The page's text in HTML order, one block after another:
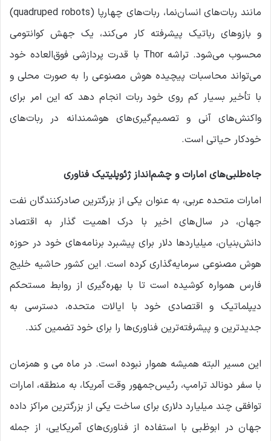
مانند ربات‌های انسان‌نما، ربات‌های چهارپا (quadruped robots)
و بازوهای رباتیک پیشرفته کار می‌کند، یک جهش کوانتومی
محسوب می‌شود. تراشه Thor با قدرت پردازشی فوق‌العاده خود
می‌تواند محاسبات پیچیده هوش مصنوعی را به صورت محلی و
با تأخیر بسیار کم روی خود ربات انجام دهد که این امر برای
واکنش‌های آنی و تصمیم‌گیری‌های هوشمندانه در ربات‌های
خودکار حیاتی است.
جاه‌طلبی‌های امارات و چشم‌انداز ژئوپلیتیک فناوری
امارات متحده عربی، به عنوان یکی از بزرگترین صادرکنندگان نفت
جهان، در سال‌های اخیر با درک اهمیت گذار به اقتصاد
دانش‌بنیان، میلیاردها دلار برای پیشبرد برنامه‌های خود در حوزه
هوش مصنوعی سرمایه‌گذاری کرده است. این کشور حاشیه خلیج
فارس همواره کوشیده است تا با بهره‌گیری از روابط مستحکم
دیپلماتیک و اقتصادی خود با ایالات متحده، دسترسی به
جدیدترین و پیشرفته‌ترین فناوری‌ها را برای خود تضمین کند.
این مسیر البته همیشه هموار نبوده است. در ماه می و همزمان
با سفر دونالد ترامپ، رئیس‌جمهور وقت آمریکا، به منطقه، امارات
توافقی چند میلیارد دلاری برای ساخت یکی از بزرگترین مراکز داده
جهان در ابوظبی با استفاده از فناوری‌های آمریکایی، از جمله